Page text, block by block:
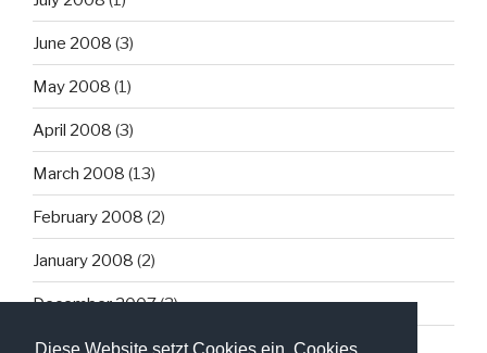
Diese Website setzt Cookies ein. Cookies
June 2008 (3)
May 2008 (1)
April 2008 (3)
March 2008 (13)
February 2008 (2)
January 2008 (2)
December 2007(3)